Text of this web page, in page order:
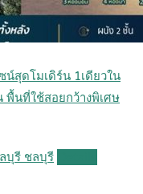
สุดโมเดิร์น 1เดียวใน
พื้นที่ใช้สอยกว้างพิเศษ
บุรี ชลบุรี